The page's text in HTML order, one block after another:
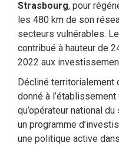
Strasbourg, pour
les 480 km de son
secteurs vulnérables.
contribué à hauteur de
2022 aux
Décliné territorialement
donné à
qu’opérateur national
un programme
une politique active